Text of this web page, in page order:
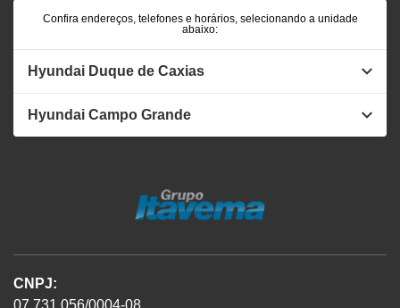
Confira endereços, telefones e horários, selecionando a unidade
abaixo:
Hyundai Duque de Caxias
Hyundai Campo Grande
CNPJ:
07.731.056/0004-08